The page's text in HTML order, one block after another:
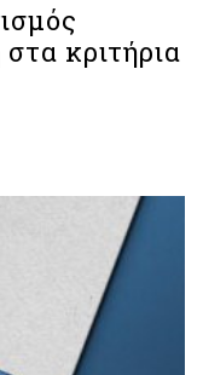
κριτήρια